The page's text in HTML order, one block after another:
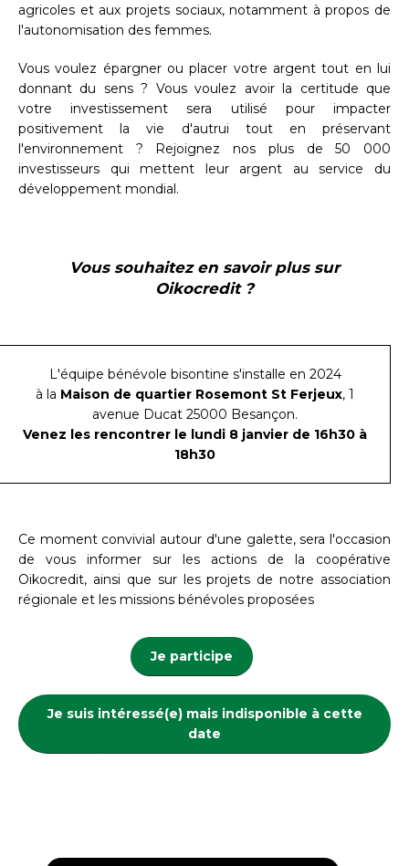
agricoles et aux projets sociaux, notamment à propos de
l'autonomisation des femmes.
Vous voulez épargner ou placer votre argent tout en lui
donnant du sens ? Vous voulez avoir la certitude que
votre investissement sera utilisé pour impacter
positivement la vie d'autrui tout en préservant
l'environnement ? Rejoignez nos plus de 50 000
investisseurs qui mettent leur argent au service du
développement mondial.
Vous souhaitez en savoir plus sur
Oikocredit ?
L'équipe bénévole bisontine s'installe en 2024
à la Maison de quartier Rosemont St Ferjeux, 1
avenue Ducat 25000 Besançon.
Venez les rencontrer le lundi 8 janvier de 16h30 à
18h30
Ce moment convivial autour d'une galette, sera l'occasion
de vous informer sur les actions de la coopérative
Oikocredit, ainsi que sur les projets de notre association
régionale et les missions bénévoles proposées
Je participe
Je suis intéressé(e) mais indisponible à cette
date